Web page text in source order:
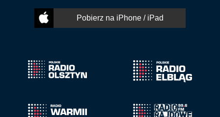
Pobierz na iPhone / iPad